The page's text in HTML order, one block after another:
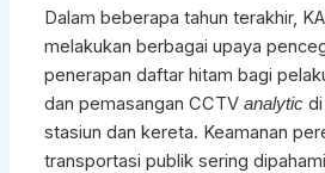
Dalam beberapa tahun terakhir,
melakukan berbagai upaya
penerapan daftar hitam bagi
dan pemasangan CCTVanalytic
stasiun dan kereta. Keamanan
transportasi publik sering